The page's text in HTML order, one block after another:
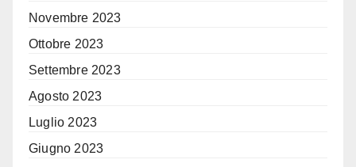
Novembre 2023
Ottobre 2023
Settembre 2023
Agosto 2023
Luglio 2023
Giugno 2023